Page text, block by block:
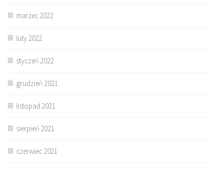
marzec 2022
luty 2022
styczeń 2022
grudzień 2021
listopad 2021
sierpień 2021
czerwiec 2021